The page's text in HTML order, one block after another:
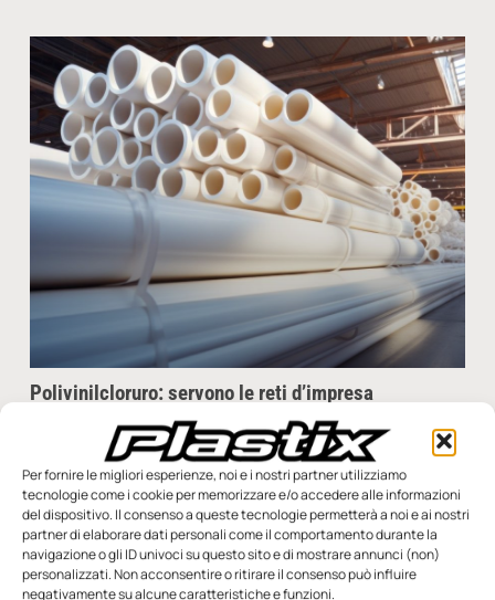
Per fornire le migliori esperienze, noi e i nostri partner utilizziamo
tecnologie come i cookie per memorizzare e/o accedere alle informazioni
del dispositivo. Il consenso a queste tecnologie permetterà a noi e ai nostri
partner di elaborare dati personali come il comportamento durante la
navigazione o gli ID univoci su questo sito e di mostrare annunci (non)
personalizzati. Non acconsentire o ritirare il consenso può influire
negativamente su alcune caratteristiche e funzioni.
Polivinilcloruro: servono le reti d’impresa
Probabilmente il comparto è destinato a chiudere il 2025 con
risultati in linea con quelli degli ultimi due anni. A frenare lo
sviluppo è però
Redazione 11 Dicembre 2025